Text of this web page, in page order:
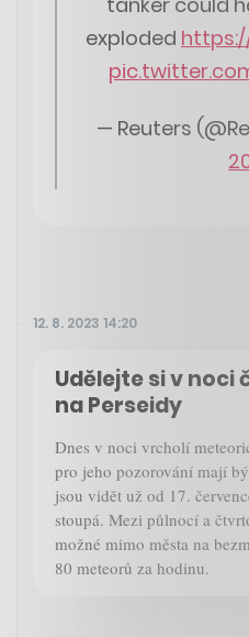
exploded
— Reuters
12. 8. 2023 14:20
Udělejte si v noci
na Perseidy
Dnes v noci vrcholí
pro jeho pozorování mají
jsou vidět už od 17.
stoupá. Mezi půlnocí a
možné mimo města na
80 meteorů za hodinu.